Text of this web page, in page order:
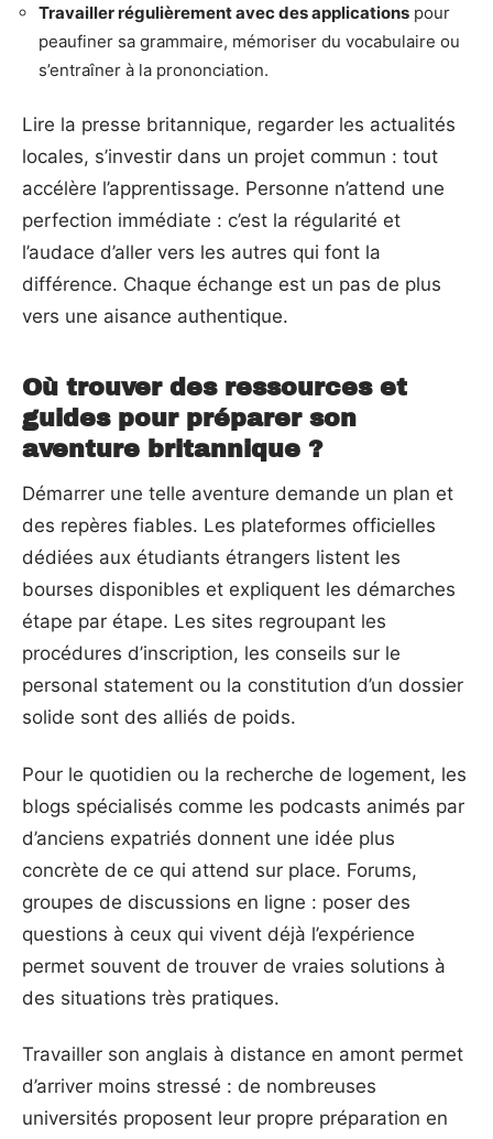
Travailler régulièrement avec des applications pour
peaufiner sa grammaire, mémoriser du vocabulaire ou
s’entraîner à la prononciation.
Lire la presse britannique, regarder les actualités
locales, s’investir dans un projet commun : tout
accélère l’apprentissage. Personne n’attend une
perfection immédiate : c’est la régularité et
l’audace d’aller vers les autres qui font la
différence. Chaque échange est un pas de plus
vers une aisance authentique.
Où trouver des ressources et
guides pour préparer son
aventure britannique ?
Démarrer une telle aventure demande un plan et
des repères fiables. Les plateformes officielles
dédiées aux étudiants étrangers listent les
bourses disponibles et expliquent les démarches
étape par étape. Les sites regroupant les
procédures d’inscription, les conseils sur le
personal statement ou la constitution d’un dossier
solide sont des alliés de poids.
Pour le quotidien ou la recherche de logement, les
blogs spécialisés comme les podcasts animés par
d’anciens expatriés donnent une idée plus
concrète de ce qui attend sur place. Forums,
groupes de discussions en ligne : poser des
questions à ceux qui vivent déjà l’expérience
permet souvent de trouver de vraies solutions à
des situations très pratiques.
Travailler son anglais à distance en amont permet
d’arriver moins stressé : de nombreuses
universités proposent leur propre préparation en